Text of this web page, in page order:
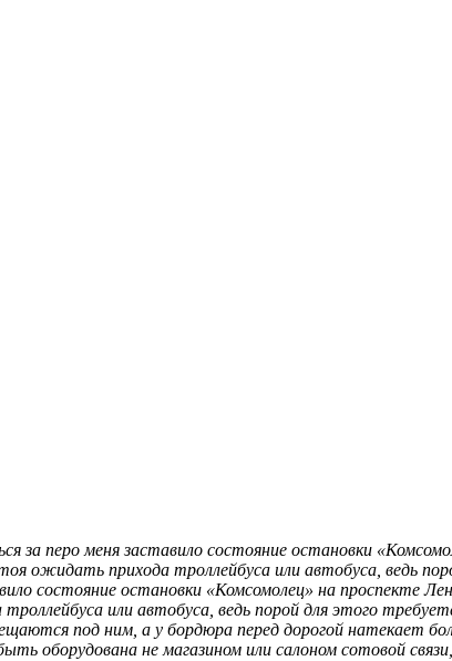
за перо меня заставило состояние остановки
ожидать прихода троллейбуса или автобуса, ведь
состояние остановки «Комсомолец» на проспекте
или автобуса, ведь порой для этого
под ним, а у бордюра перед дорогой натекает
оборудована не магазином или салоном сотовой